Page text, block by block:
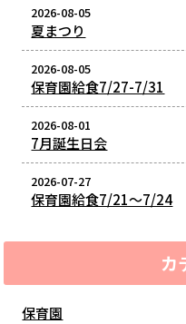
2026-08-05
夏まつり
2026-08-05
保育園給食7/27-7/31
2026-08-01
7月誕生日会
2026-07-27
保育園給食7/21～7/24
カ
保育園